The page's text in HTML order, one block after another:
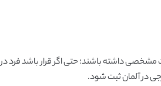
مشخصی داشته باشند؛ حتی اگر قرار باشد فرد در
در آلمان ثبت شود.